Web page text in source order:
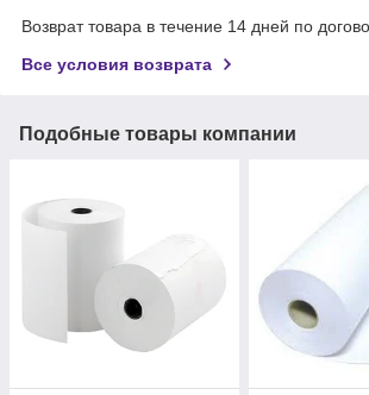
Возврат товара в течение 14 дней по
Все условия возврата
Подобные товары компании